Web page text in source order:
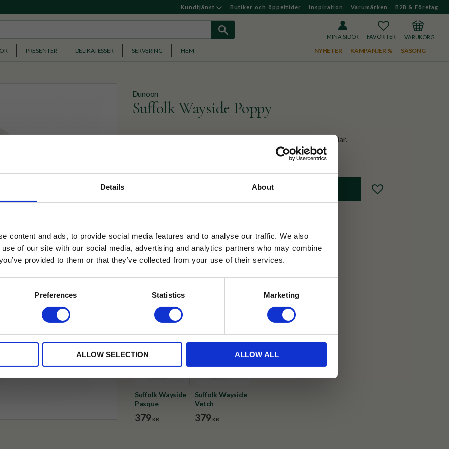
Details About
content and ads, to provide social media features and to analyse our traffic. We also
of our site with our social media, advertising and analytics partners who may combine
provided to them or that they’ve collected from your use of their services.
Preferences Statistics Marketing
ALLOW SELECTION ALLOW ALL
Kundtjänst Butiker och öppettider Inspiration Varumärken B2B & Företag
MINA SIDOR
FAVORITERKUNDVAGN
PRESENTER DELIKATESSER SERVERING HEM NYHETER KAMPANJER % SÄSONG
Dunoon
Suffolk Wayside Poppy
Ljuvlig mugg i benporslin med olika sortes blommor och fjärilar.
Lägg till i favoriter
✓ Fri frakt över 399 kr
✓ Betala direkt eller inom 30 dagar
Visa alla produkter från Dunoon
Suffolk Wayside
Pasque
379 KR
Suffolk Wayside
Vetch
379 KR
Läs mer
Rabatten fungerar endast
med andra erbjudanden.